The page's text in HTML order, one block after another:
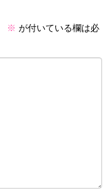
※ が付いている欄は必